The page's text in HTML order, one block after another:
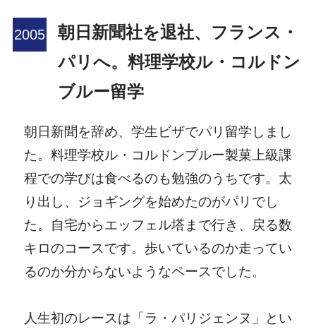
朝日新聞社を退社、フランス・
パリへ。料理学校ル・コルドン
ブルー留学
朝日新聞を辞め、学生ビザでパリ留学しまし
た。料理学校ル・コルドンブルー製菓上級課
程での学びは食べるのも勉強のうちです。太
り出し、ジョギングを始めたのがパリでし
た。自宅からエッフェル塔まで行き、戻る数
キロのコースです。歩いているのか走ってい
るのか分からないようなペースでした。
人生初のレースは「ラ・パリジェンヌ」とい